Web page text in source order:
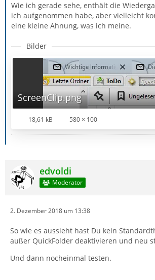
Wie ich gerade sehe, enthält die
ich aufgenommen habe, aber vielleicht
eine kleine Ahnung, was ich meine.
Bilder
ScreenClip.png
18,61 kB 580 × 100
edvoldi
Moderator
2. Dezember 2018 um 13:38
So wie es aussieht hast Du kein
außer QuickFolder deaktivieren und neu
Und dann nocheinmal testen.